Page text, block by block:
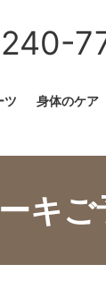
ツ 身体のケア
キ